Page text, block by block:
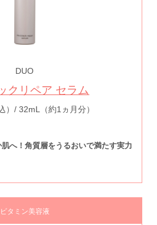
DUO
クリペア セラム
）/ 32mL（約1ヵ月分）
へ！角質層をうるおいで満たす実力
ビタミン美容液